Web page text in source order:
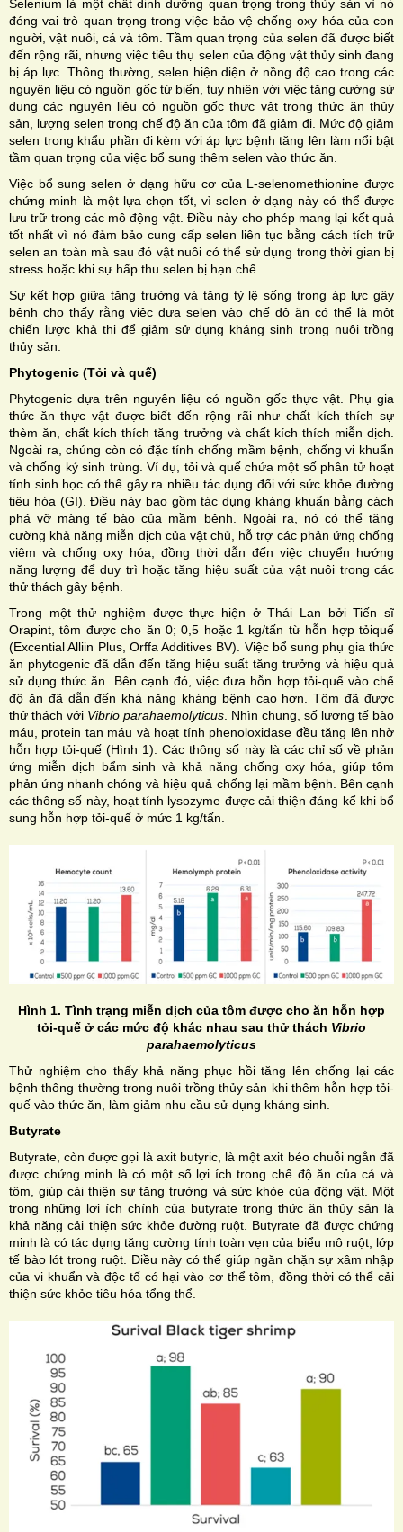
Selenium là một chất dinh dưỡng quan trọng trong thủy sản vì nó
đóng vai trò quan trọng trong việc bảo vệ chống oxy hóa của con
người, vật nuôi, cá và tôm. Tầm quan trọng của selen đã được biết
đến rộng rãi, nhưng việc tiêu thụ selen của động vật thủy sinh đang
bị áp lực. Thông thường, selen hiện diện ở nồng độ cao trong các
nguyên liệu có nguồn gốc từ biển, tuy nhiên với việc tăng cường sử
dụng các nguyên liệu có nguồn gốc thực vật trong thức ăn thủy
sản, lượng selen trong chế độ ăn của tôm đã giảm đi. Mức độ giảm
selen trong khẩu phần đi kèm với áp lực bệnh tăng lên làm nổi bật
tầm quan trọng của việc bổ sung thêm selen vào thức ăn.
Việc bổ sung selen ở dạng hữu cơ của L-selenomethionine được
chứng minh là một lựa chọn tốt, vì selen ở dạng này có thể được
lưu trữ trong các mô động vật. Điều này cho phép mang lại kết quả
tốt nhất vì nó đảm bảo cung cấp selen liên tục bằng cách tích trữ
selen an toàn mà sau đó vật nuôi có thể sử dụng trong thời gian bị
stress hoặc khi sự hấp thu selen bị hạn chế.
Sự kết hợp giữa tăng trưởng và tăng tỷ lệ sống trong áp lực gây
bệnh cho thấy rằng việc đưa selen vào chế độ ăn có thể là một
chiến lược khả thi để giảm sử dụng kháng sinh trong nuôi trồng
thủy sản.
Phytogenic (Tỏi và quế)
Phytogenic dựa trên nguyên liệu có nguồn gốc thực vật. Phụ gia
thức ăn thực vật được biết đến rộng rãi như chất kích thích sự
thèm ăn, chất kích thích tăng trưởng và chất kích thích miễn dịch.
Ngoài ra, chúng còn có đặc tính chống mầm bệnh, chống vi khuẩn
và chống ký sinh trùng. Ví dụ, tỏi và quế chứa một số phân tử hoạt
tính sinh học có thể gây ra nhiều tác dụng đối với sức khỏe đường
tiêu hóa (GI). Điều này bao gồm tác dụng kháng khuẩn bằng cách
phá vỡ màng tế bào của mầm bệnh. Ngoài ra, nó có thể tăng
cường khả năng miễn dịch của vật chủ, hỗ trợ các phản ứng chống
viêm và chống oxy hóa, đồng thời dẫn đến việc chuyển hướng
năng lượng để duy trì hoặc tăng hiệu suất của vật nuôi trong các
thử thách gây bệnh.
Trong một thử nghiệm được thực hiện ở Thái Lan bởi Tiến sĩ
Orapint, tôm được cho ăn 0; 0,5 hoặc 1 kg/tấn từ hỗn hợp tỏiquế
(Excential Alliin Plus, Orffa Additives BV). Việc bổ sung phụ gia thức
ăn phytogenic đã dẫn đến tăng hiệu suất tăng trưởng và hiệu quả
sử dụng thức ăn. Bên cạnh đó, việc đưa hỗn hợp tỏi-quế vào chế
độ ăn đã dẫn đến khả năng kháng bệnh cao hơn. Tôm đã được
thử thách với Vibrio parahaemolyticus . Nhìn chung, số lượng tế bào
máu, protein tan máu và hoạt tính phenoloxidase đều tăng lên nhờ
hỗn hợp tỏi-quế (Hình 1). Các thông số này là các chỉ số về phản
ứng miễn dịch bẩm sinh và khả năng chống oxy hóa, giúp tôm
phản ứng nhanh chóng và hiệu quả chống lại mầm bệnh. Bên cạnh
các thông số này, hoạt tính lysozyme được cải thiện đáng kể khi bổ
sung hỗn hợp tỏi-quế ở mức 1 kg/tấn.
Hình 1. Tình trạng miễn dịch của tôm được cho ăn hỗn hợp
tỏi-quế ở các mức độ khác nhau sau thử thách Vibrio
parahaemolyticus
Thử nghiệm cho thấy khả năng phục hồi tăng lên chống lại các
bệnh thông thường trong nuôi trồng thủy sản khi thêm hỗn hợp tỏi-
quế vào thức ăn, làm giảm nhu cầu sử dụng kháng sinh.
Butyrate
Butyrate, còn được gọi là axit butyric, là một axit béo chuỗi ngắn đã
được chứng minh là có một số lợi ích trong chế độ ăn của cá và
tôm, giúp cải thiện sự tăng trưởng và sức khỏe của động vật. Một
trong những lợi ích chính của butyrate trong thức ăn thủy sản là
khả năng cải thiện sức khỏe đường ruột. Butyrate đã được chứng
minh là có tác dụng tăng cường tính toàn vẹn của biểu mô ruột, lớp
tế bào lót trong ruột. Điều này có thể giúp ngăn chặn sự xâm nhập
của vi khuẩn và độc tố có hại vào cơ thể tôm, đồng thời có thể cải
thiện sức khỏe tiêu hóa tổng thể.